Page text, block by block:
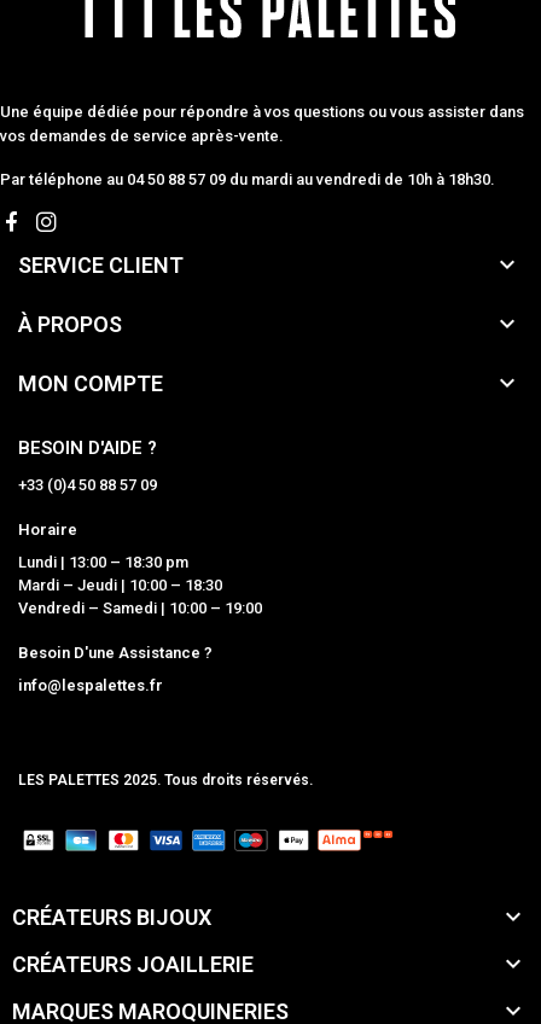
Une équipe dédiée pour répondre à vos questions ou vous assister dans
vos demandes de service après-vente.
Par téléphone au 04 50 88 57 09 du mardi au vendredi de 10h à 18h30.
SERVICE CLIENT 
À PROPOS 
MON COMPTE 
BESOIN D'AIDE ?
+33 (0)4 50 88 57 09
Horaire
Lundi | 13:00 – 18:30 pm
Mardi – Jeudi | 10:00 – 18:30
Vendredi – Samedi | 10:00 – 19:00
Besoin D'une Assistance ?
info@lespalettes.fr
LES PALETTES 2025. Tous droits réservés.
CRÉATEURS BIJOUX 
CRÉATEURS JOAILLERIE 
MARQUES MAROQUINERIES 